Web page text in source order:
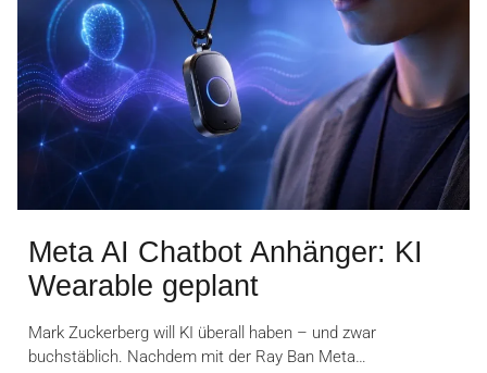
Meta AI Chatbot Anhänger: KI
Wearable geplant
Mark Zuckerberg will KI überall haben – und zwar
buchstäblich. Nachdem mit der Ray Ban Meta…